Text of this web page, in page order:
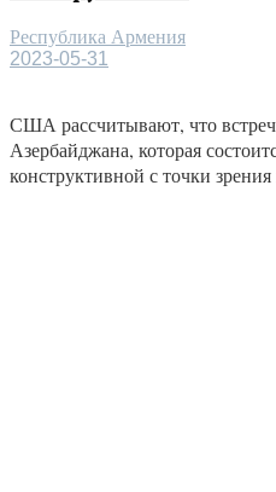
Республика Армения
2023-05-31
США рассчитывают, что
Азербайджана, которая
конструктивной с точки